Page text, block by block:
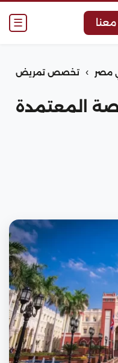
☰
مصر › تخصص تمريض
المعتمدة